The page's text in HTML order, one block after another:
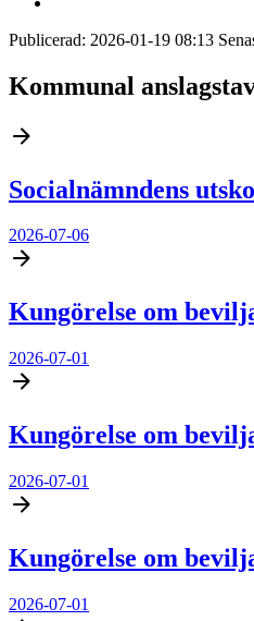
Publicerad: 2026-01-19 08:13
Kommunal
Socialnämndens
2026-07-06
Kungörelse om
2026-07-01
Kungörelse om
2026-07-01
Kungörelse om
2026-07-01